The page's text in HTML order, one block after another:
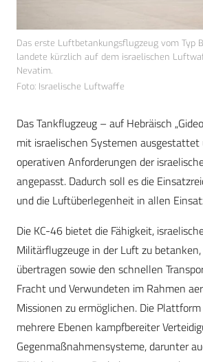
Das erste Luftbetankungsflugzeug vom Typ
landete kürzlich auf dem israelischen
Nevatim.
Foto: Israelische Luftwaffe
Das Tankflugzeug – auf Hebräisch
mit israelischen Systemen ausgestattet
operativen Anforderungen der
angepasst. Dadurch soll es die
und die Luftüberlegenheit in allen
Die KC-46 bietet die Fähigkeit,
Militärflugzeuge in der Luft zu
übertragen sowie den schnellen
Fracht und Verwundeten im Rahmen
Missionen zu ermöglichen. Die
mehrere Ebenen kampfbereiter
Gegenmaßnahmensysteme, darunter